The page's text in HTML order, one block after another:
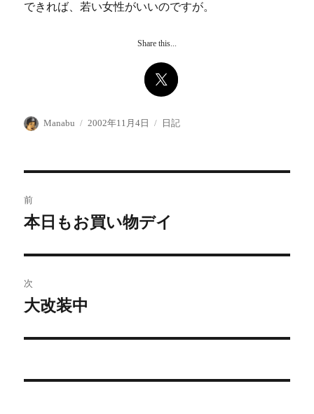
できれば、若い女性がいいのですが。
Share this...
投
Manabu
投
2002年11月4日
カ
日記
稿
ビ
ゲ
ー
前
前
投
稿:
本日もお買い物デイ
次
次
投
大改装中